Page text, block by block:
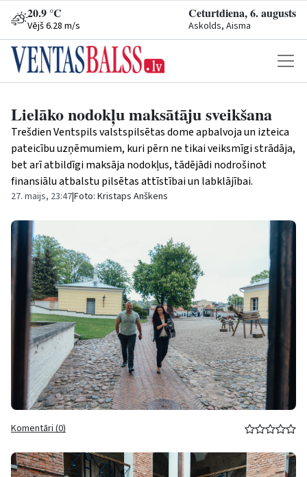
20.9 °C
Vējš 6.28 m/s
Ceturtdiena, 6. augusts
Askolds, Aisma
Lielāko nodokļu maksātāju sveikšana
Trešdien Ventspils valstspilsētas dome apbalvoja un izteica
pateicību uzņēmumiem, kuri pērn ne tikai veiksmīgi strādāja,
bet arī atbildīgi maksāja nodokļus, tādējādi nodrošinot
finansiālu atbalstu pilsētas attīstībai un labklājībai.
27. maijs, 23:47|Foto: Kristaps Anškens
Komentāri (0)